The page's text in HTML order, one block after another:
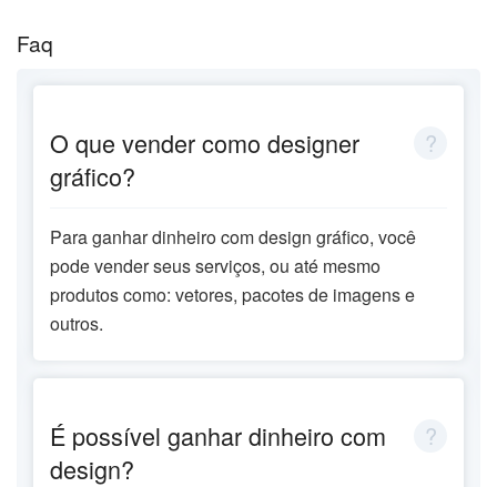
Faq
O que vender como designer
gráfico?
Para ganhar dinheiro com design gráfico, você
pode vender seus serviços, ou até mesmo
produtos como: vetores, pacotes de imagens e
outros.
É possível ganhar dinheiro com
design?